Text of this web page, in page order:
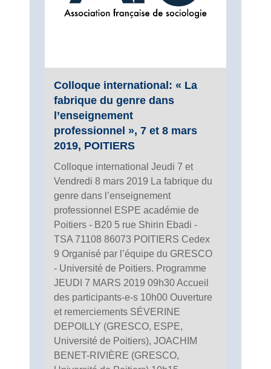
Colloque international: « La
fabrique du genre dans
l’enseignement
professionnel », 7 et 8 mars
2019, POITIERS
Colloque international Jeudi 7 et
Vendredi 8 mars 2019 La fabrique du
genre dans l’enseignement
professionnel ESPE académie de
Poitiers - B20 5 rue Shirin Ebadi -
TSA 71108 86073 POITIERS Cedex
9 Organisé par l’équipe du GRESCO
- Université de Poitiers. Programme
JEUDI 7 MARS 2019 09h30 Accueil
des participants-e-s 10h00 Ouverture
et remerciements SÉVERINE
DEPOILLY (GRESCO, ESPE,
Université de Poitiers), JOACHIM
BENET-RIVIÈRE (GRESCO,